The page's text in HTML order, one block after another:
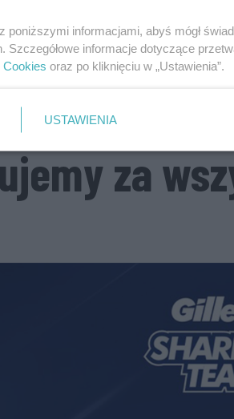
Konkurs
za
poniższymi informacjami, abyś mógł
Szczegółowe informacje dotyczące
Cookies oraz po kliknięciu w „Ustawienia”.
USTAWIENIA